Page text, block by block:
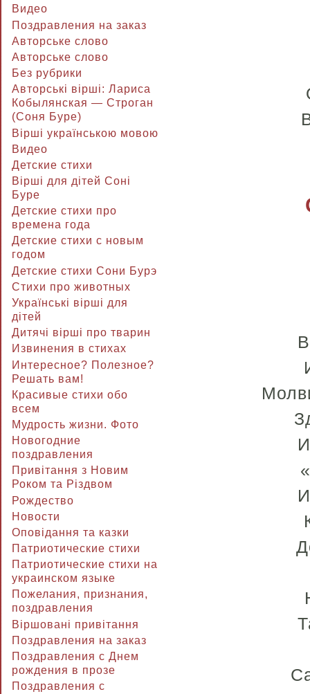
Видео
Поздравления на заказ
Авторське слово
Авторське слово
Без рубрики
Авторські вірші: Лариса
Кобылянская — Строган
(Соня Буре)
Вірші українською мовою
Видео
Детские стихи
Вірші для дітей Соні
Буре
Детские стихи про
времена года
Детские стихи с новым
годом
Детские стихи Сони Бурэ
Стихи про животных
Українські вірші для
дітей
Дитячі вірші про тварин
Извинения в стихах
Интересное? Полезное?
Решать вам!
Красивые стихи обо
всем
Мудрость жизни. Фото
Новогодние
поздравления
Привітання з Новим
Роком та Різдвом
Рождество
Новости
Оповідання та казки
Патриотические стихи
Патриотические стихи на
украинском языке
Пожелания, признания,
поздравления
Віршовані привітання
Поздравления на заказ
Поздравления с Днем
рождения в прозе
Поздравления с